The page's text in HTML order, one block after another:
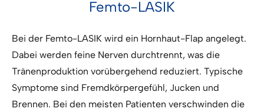
Femto-LASIK
Bei der Femto-LASIK wird ein Hornhaut-Flap angelegt.
Dabei werden feine Nerven durchtrennt, was die
Tränenproduktion vorübergehend reduziert. Typische
Symptome sind Fremdkörpergefühl, Jucken und
Brennen. Bei den meisten Patienten verschwinden die